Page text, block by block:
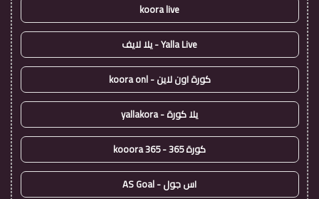
koora live
Yalla Live - يلا لايف
كورة اون لاين - koora onl
يلا كورة - yallakora
كورة 365 - kooora 365
اس جول - AS Goal